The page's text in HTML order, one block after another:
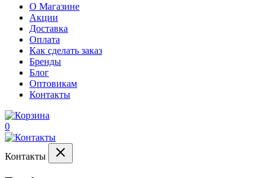
О Магазине
Акции
Доставка
Оплата
Как сделать заказ
Бренды
Блог
Оптовикам
Контакты
0
Контакты